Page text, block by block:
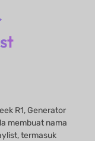
R1, Generator
membuat nama
termasuk